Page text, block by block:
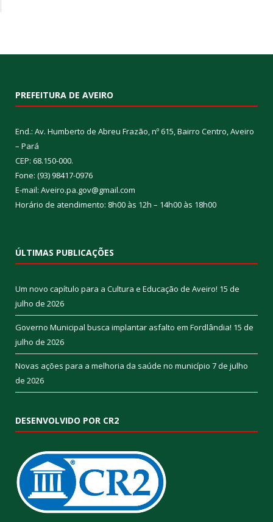
PREFEITURA DE AVEIRO
End.: Av. Humberto de Abreu Frazão, nº 615, Bairro Centro, Aveiro
– Pará
CEP: 68.150-000.
Fone: (93) 98417-0976
E-mail: Aveiro.pa.gov@gmail.com
Horário de atendimento: 8h00 às 12h – 14h00 às 18h00
ÚLTIMAS PUBLICAÇÕES
Um novo capítulo para a Cultura e Educação de Aveiro! 15 de
julho de 2026
Governo Municipal busca implantar asfalto em Fordlândia! 15 de
julho de 2026
Novas ações para a melhoria da saúde no município 7 de julho
de 2026
DESENVOLVIDO POR CR2